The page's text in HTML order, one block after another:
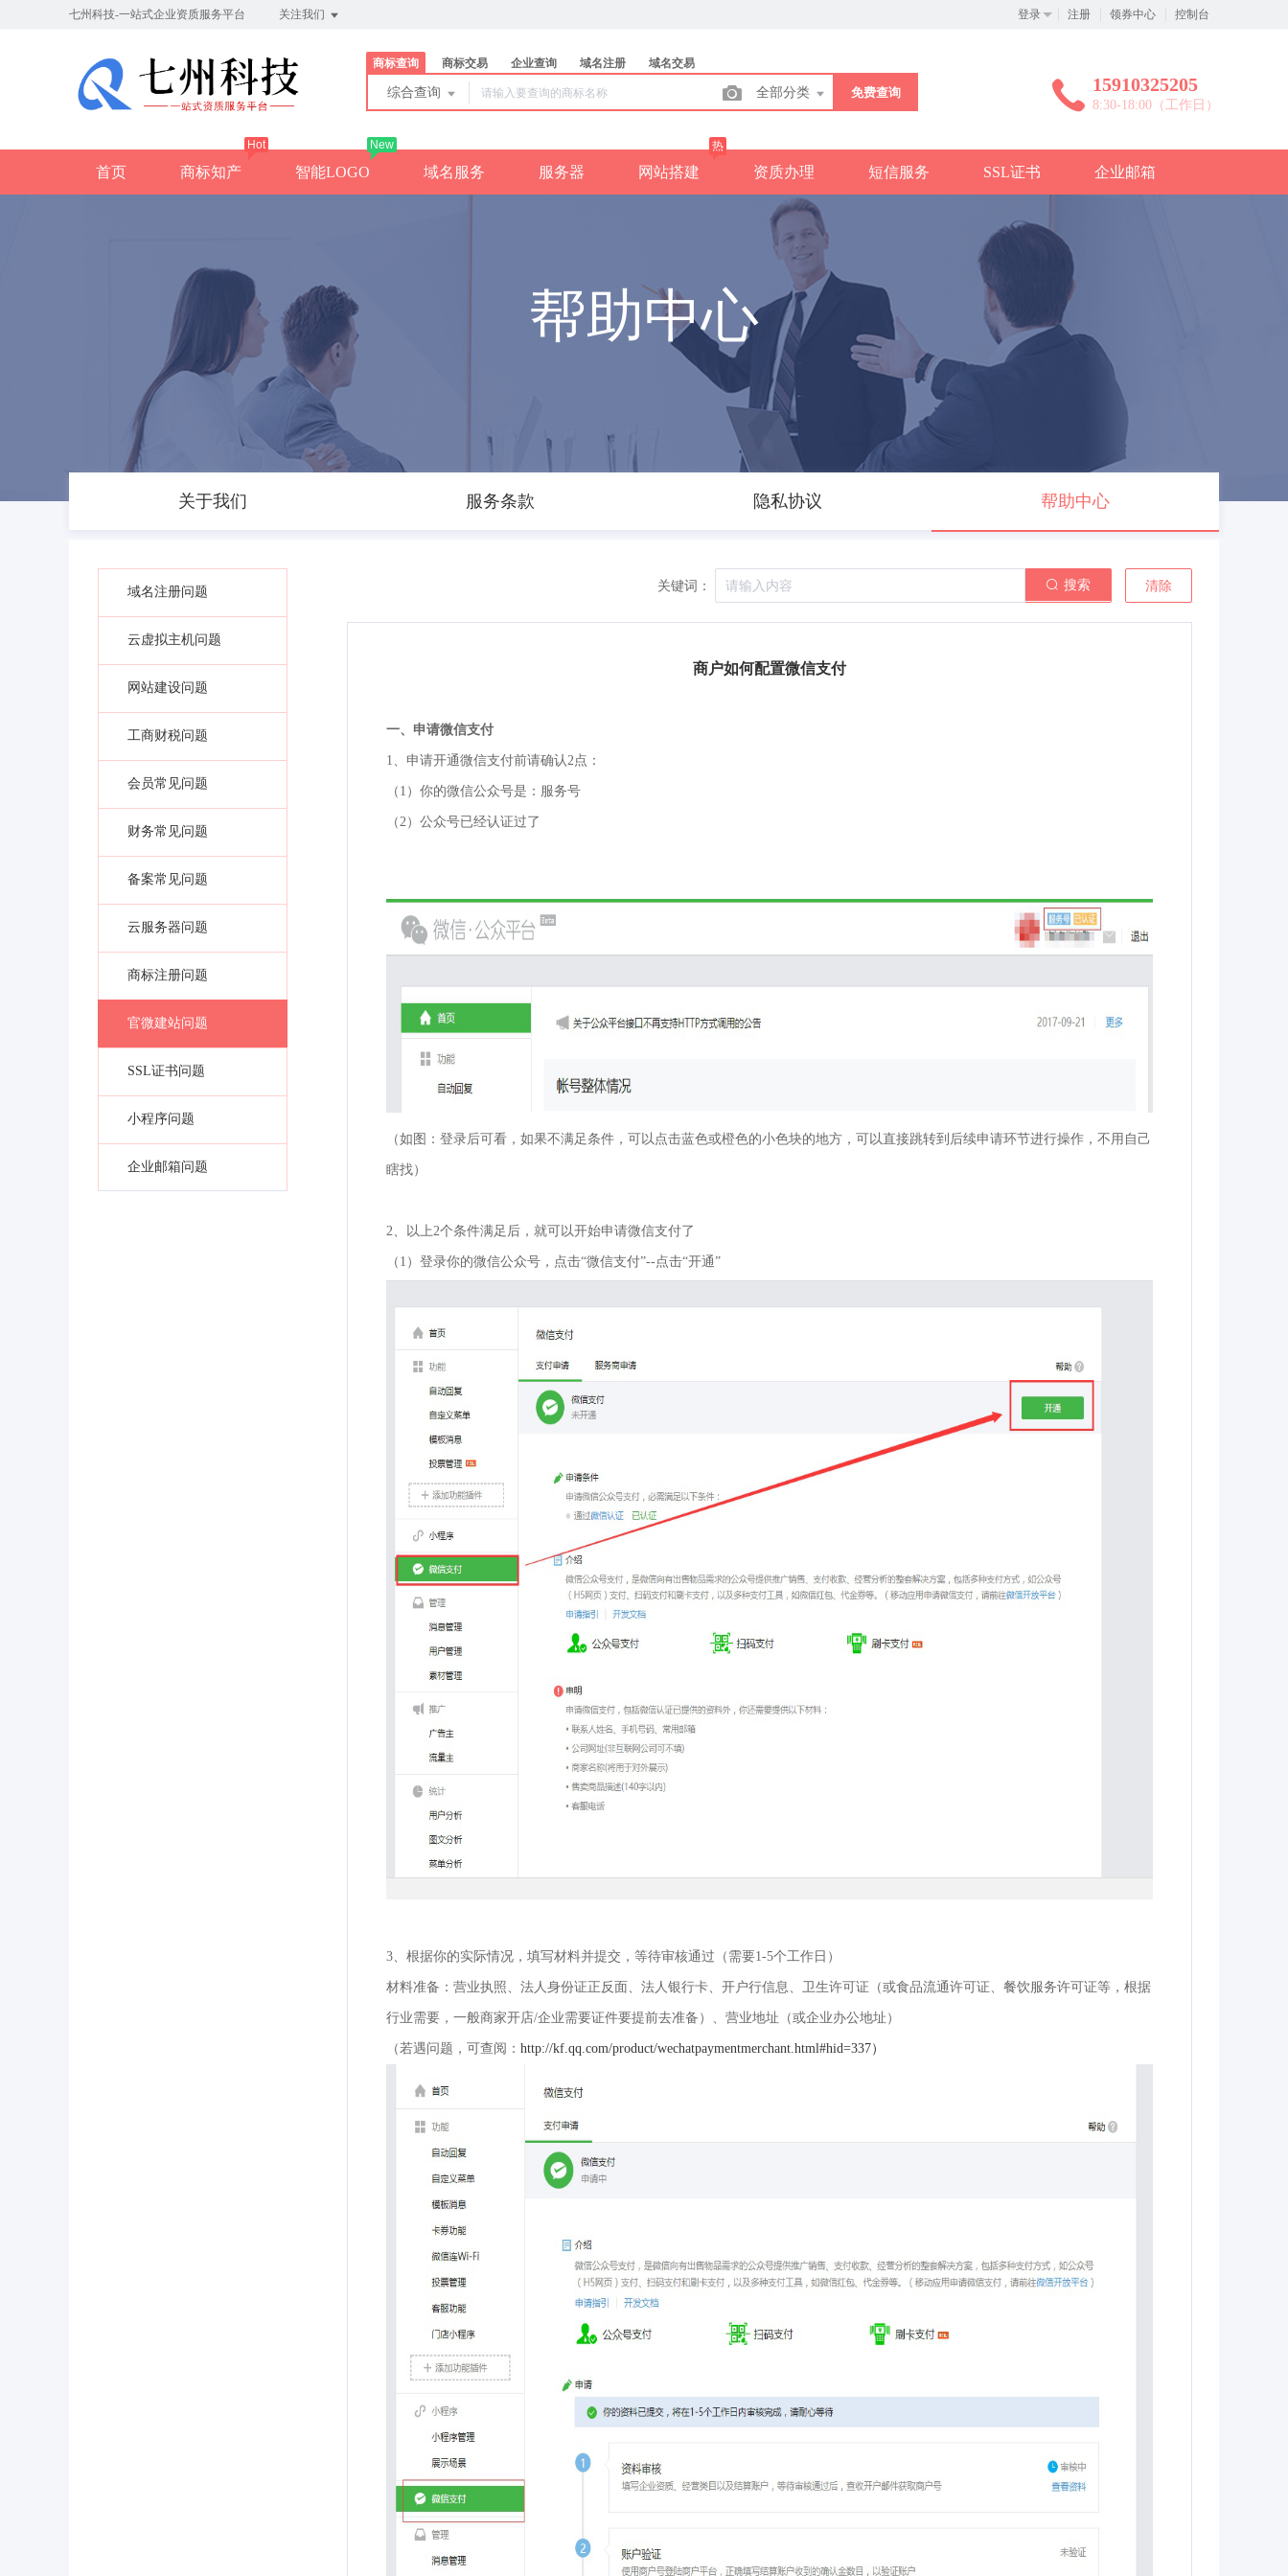
七州科技-一站式企业资质服务平台 关注我们 登录 注册 领券中心 控制台
商标查询 商标交易 企业查询 域名注册 域名交易
综合查询 全部分类 免费查询 15910325205
8:30-18:00（工作日）
首页 商标知产
Hot
智能LOGO
New
域名服务 服务器 网站搭建
热
资质办理 短信服务 SSL证书 企业邮箱
帮助中心
关于我们 服务条款 隐私协议 帮助中心
域名注册问题
云虚拟主机问题
网站建设问题
工商财税问题
会员常见问题
财务常见问题
备案常见问题
云服务器问题
商标注册问题
官微建站问题
SSL证书问题
小程序问题
企业邮箱问题
关键词： 搜索 清除
商户如何配置微信支付
一、申请微信支付
1、申请开通微信支付前请确认2点：
（1）你的微信公众号是：服务号
（2）公众号已经认证过了
（如图：登录后可看，如果不满足条件，可以点击蓝色或橙色的小色块的地方，可以直接跳转到后续申请环节进行操作，不用自己
瞎找）
2、以上2个条件满足后，就可以开始申请微信支付了
（1）登录你的微信公众号，点击“微信支付”--点击“开通”
3、根据你的实际情况，填写材料并提交，等待审核通过（需要1-5个工作日）
材料准备：营业执照、法人身份证正反面、法人银行卡、开户行信息、卫生许可证（或食品流通许可证、餐饮服务许可证等，根据
行业需要，一般商家开店/企业需要证件要提前去准备）、营业地址（或企业办公地址）
（若遇问题，可查阅： http://kf.qq.com/product/wechatpaymentmerchant.html#hid=337）